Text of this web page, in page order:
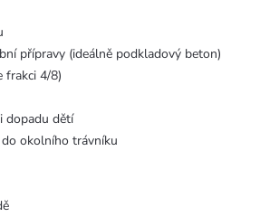
přípravy (ideálně podkladový beton)
frakci 4/8)
dopadu dětí
okolního trávníku